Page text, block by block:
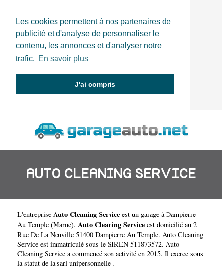
Les cookies permettent à nos partenaires de
publicité et d'analyse de personnaliser le
contenu, les annonces et d'analyser notre
trafic. En savoir plus
J'ai compris
AUTO CLEANING SERVICE
L'entreprise Auto Cleaning Service est un garage à Dampierre
Au Temple (Marne). Auto Cleaning Service est domicilié au 2
Rue De La Neuville 51400 Dampierre Au Temple. Auto Cleaning
Service est immatriculé sous le SIREN 511873572. Auto
Cleaning Service a commencé son activité en 2015. Il exerce sous
la statut de la sarl unipersonnelle .